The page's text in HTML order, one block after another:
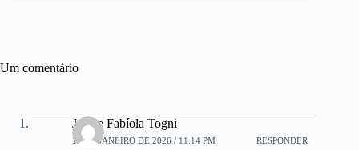
Um comentário
Janete Fabíola Togni
11 DE JANEIRO DE 2026 / 11:14 PM RESPONDER